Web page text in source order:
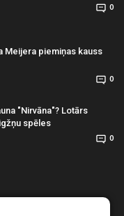
0
Meijera piemiņas kauss
0
"Nirvāna"? Lotārs
spēles
0